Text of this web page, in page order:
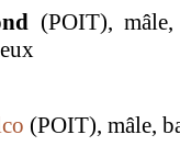
(POIT),
(POIT), mâle,